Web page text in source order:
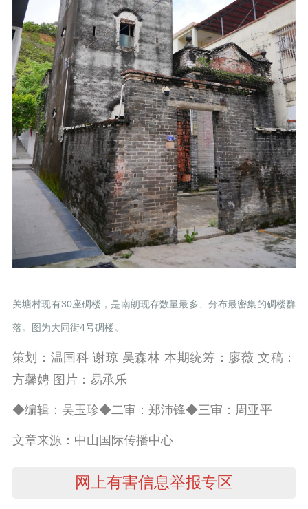
关塘村现有30座碉楼，是南朗现存数量最多、分布最密集的碉楼群
落。图为大同街4号碉楼。
策划：温国科 谢琼 吴森林 本期统筹：廖薇 文稿：
方馨娉 图片：易承乐
◆编辑：吴玉珍◆二审：郑沛锋◆三审：周亚平
文章来源：中山国际传播中心
网上有害信息举报专区